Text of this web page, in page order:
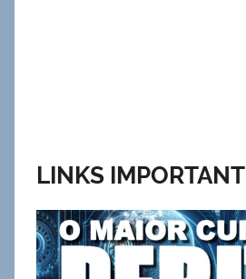
LINKS